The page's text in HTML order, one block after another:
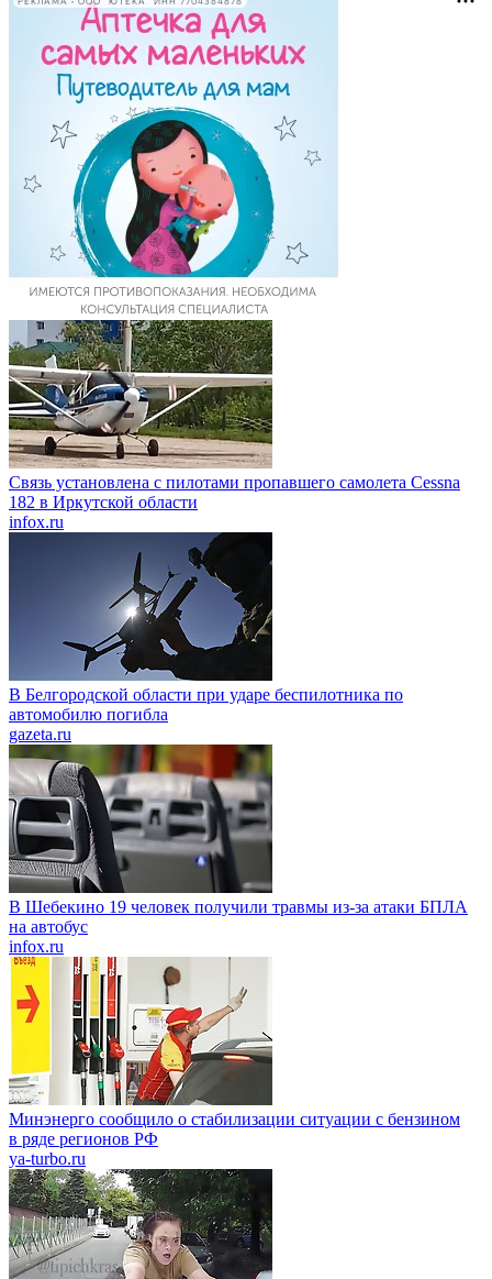
Связь установлена с пилотами пропавшего самолета Cessna
182 в Иркутской области
infox.ru
В Белгородской области при ударе беспилотника по
автомобилю погибла
gazeta.ru
В Шебекино 19 человек получили травмы из-за атаки БПЛА
на автобус
infox.ru
Минэнерго сообщило о стабилизации ситуации с бензином
в ряде регионов РФ
ya-turbo.ru